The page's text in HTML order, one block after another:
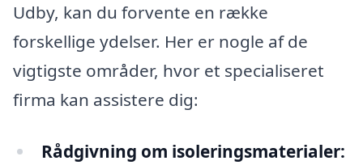
Udby, kan du forvente en række
forskellige ydelser. Her er nogle af de
vigtigste områder, hvor et specialiseret
firma kan assistere dig:
Rådgivning om isoleringsmaterialer: